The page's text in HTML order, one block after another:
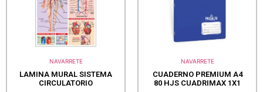
NAVARRETE
LAMINA MURAL SISTEMA
CIRCULATORIO
NAVARRETE
CUADERNO PREMIUM A4
80 HJS CUADRIMAX 1X1